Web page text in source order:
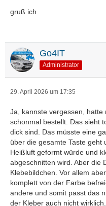
gruß ich
Go4IT
Administrator
29. April 2026 um 17:35
Ja, kannste vergessen,
schonmal bestellt. Das sieht
dick sind. Das müsste eine
über die gesamte Taste geht
Heißluft geformt würde und
abgeschnitten wird. Aber die
Klebebildchen. Vor allem
komplett von der Farbe
andere und somit passt das
der Kleber auch nicht wirklich.